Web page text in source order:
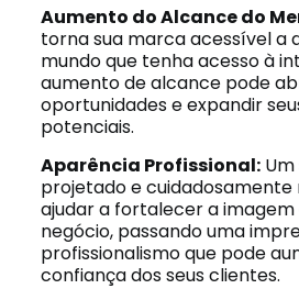
Aumento do Alcance do
torna sua marca acessível a
mundo que tenha acesso à
aumento de alcance pode
oportunidades e expandir
potenciais.
Aparência Profissional:Um
projetado e
ajudar a fortalecer a imagem
negócio, passando uma
profissionalismo que pode
confiança dos seus clientes.